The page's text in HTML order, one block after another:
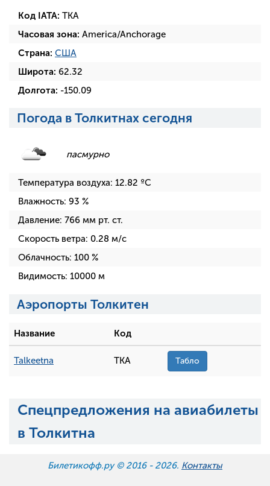
Код IATA: TKA
Часовая зона: America/Anchorage
Страна: США
Широта: 62.32
Долгота: -150.09
Погода в Толкитнах сегодня
пасмурно
Температура воздуха: 12.82 ºC
Влажность: 93 %
Давление: 766 мм рт. ст.
Скорость ветра: 0.28 м/с
Облачность: 100 %
Видимость: 10000 м
Аэропорты Толкитен
Название Код
Talkeetna TKA Табло
Спецпредложения на авиабилеты
в Толкитна
Билетикофф.ру © 2016 - 2026. Контакты